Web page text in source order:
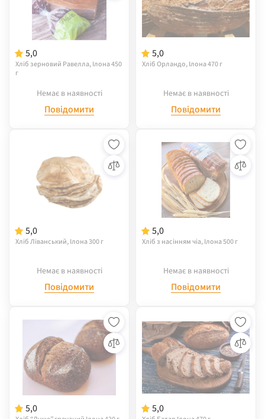
5,0
Хліб зерновий Равелла, Ілона 450
г
Немає в наявності
Повідомити
5,0
Хліб Орландо, Ілона 470 г
Немає в наявності
Повідомити
5,0
Хліб Ліванський, Ілона 300 г
Немає в наявності
Повідомити
5,0
Хліб з насінням чіа, Ілона 500 г
Немає в наявності
Повідомити
5,0 5,0